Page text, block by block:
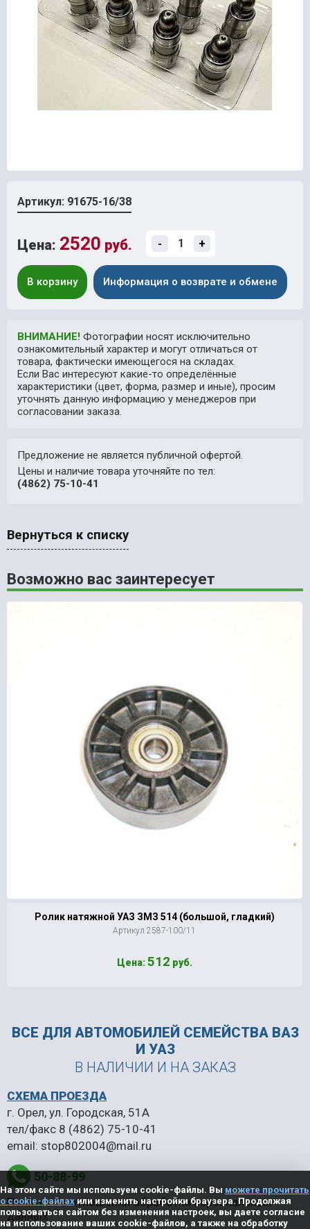
Артикул: 91675-16/38
Цена: 2520 руб. - +
В корзину Информация о возврате и обмене
ВНИМАНИЕ! Фотографии носят исключительно
ознакомительный характер и могут отличаться от
товара, фактически имеющегося на складах.
Если Вас интересуют какие-то определённые
характеристики (цвет, форма, размер и иные), просим
уточнять данную информацию у менеджеров при
согласовании заказа.
Предложение не является публичной офертой.
Цены и наличие товара уточняйте по тел:
(4862) 75-10-41
Вернуться к списку
Возможно вас заинтересует
Ролик натяжной УАЗ ЗМЗ 514 (большой, гладкий)
Артикул 2587-100/11
Цена:512 руб.
ВСЕ ДЛЯ АВТОМОБИЛЕЙ СЕМЕЙСТВА ВАЗ
И УАЗ
В НАЛИЧИИ И НА ЗАКАЗ
50-88-99
СХЕМА ПРОЕЗДА
г. Орел, ул. Городская, 51А
тел/факс 8 (4862) 75-10-41
email: stop802004@mail.ru
Политика в отношении обработки персональных
данных
На этом сайте мы используем cookie-файлы. Вы можете прочитать
о cookie-файлахили изменить настройки браузера. Продолжая
пользоваться сайтом без изменения настроек, вы даете согласие
на использование ваших cookie-файлов, а также на обработку